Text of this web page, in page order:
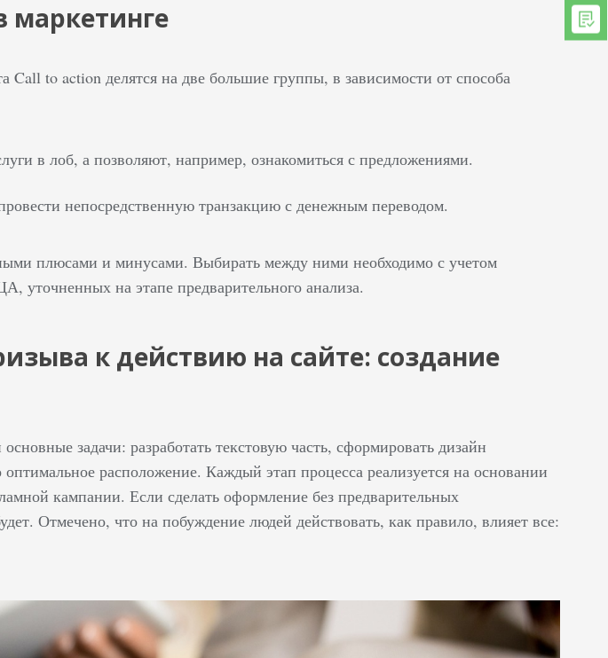
маркетинге
to action делятся на две большие группы, в зависимости от способа
в лоб, а позволяют, например, ознакомиться с предложениями.
непосредственную транзакцию с денежным переводом.
плюсами и минусами. Выбирать между ними необходимо с учетом
уточненных на этапе предварительного анализа.
к действию на сайте: создание
задачи: разработать текстовую часть, сформировать дизайн
оптимальное расположение. Каждый этап процесса реализуется на основании
кампании. Если сделать оформление без предварительных
Отмечено, что на побуждение людей действовать, как правило, влияет все: